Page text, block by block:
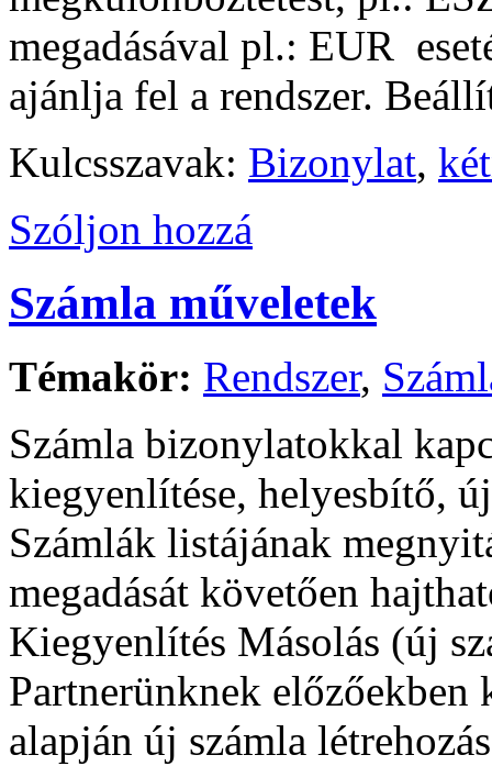
megadásával pl.: EUR
ajánlja fel a rendszer.
Kulcsszavak: Bizonylat,
Szóljon hozzá
Számla műveletek
Témakör: Rendszer,
Számla bizonylatokkal
kiegyenlítése, helyesbítő,
Számlák listájának
megadását követően
Kiegyenlítés Másolás (új
Partnerünknek
alapján új számla